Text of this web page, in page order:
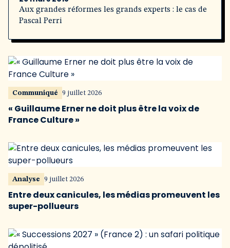
Aux grandes réformes les grands experts : le cas de
Pascal Perri
Communiqué 9 juillet 2026
« Guillaume Erner ne doit plus être la voix de
France Culture »
Analyse 9 juillet 2026
Entre deux canicules, les médias promeuvent les
super-pollueurs